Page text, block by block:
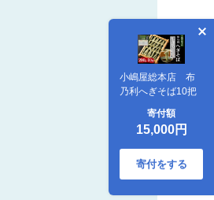
小嶋屋総本店 布
乃利へぎそば10把
寄付額
15,000円
寄付をする